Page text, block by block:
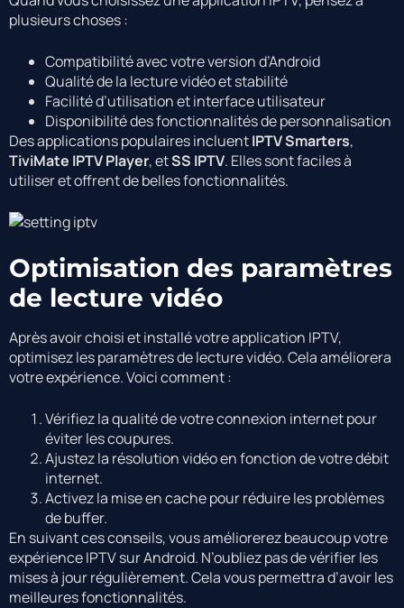
plusieurs choses :
Compatibilité avec votre version d’Android
Qualité de la lecture vidéo et stabilité
Facilité d’utilisation et interface utilisateur
Disponibilité des fonctionnalités de personnalisation
Des applications populaires incluentIPTV Smarters,
TiviMate IPTV Player, etSS IPTV. Elles sont faciles à
utiliser et offrent de belles fonctionnalités.
Optimisation des paramètres
de lecture vidéo
Après avoir choisi et installé votre application IPTV,
optimisez les paramètres de lecture vidéo. Cela améliorera
votre expérience. Voici comment :
Vérifiez la qualité de votre connexion internet pour
éviter les coupures.
Ajustez la résolution vidéo en fonction de votre débit
internet.
Activez la mise en cache pour réduire les problèmes
de buffer.
En suivant ces conseils, vous améliorerez beaucoup votre
expérience IPTV sur Android. N’oubliez pas de vérifier les
mises à jour régulièrement. Cela vous permettra d’avoir les
meilleures fonctionnalités.